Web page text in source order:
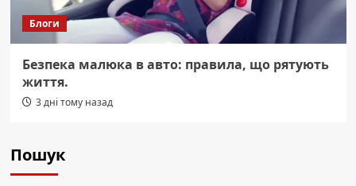
Блоги
Безпека малюка в авто: правила, що рятують
життя.
3 дні тому назад
Пошук